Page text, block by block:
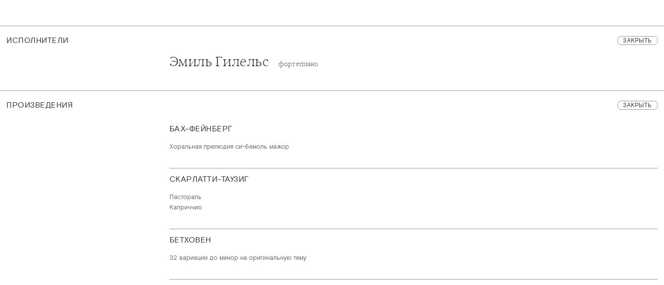
ИСПОЛНИТЕЛИ ЗАКРЫТЬ
Эмиль Гилельс фортепиано
ПРОИЗВЕДЕНИЯ ЗАКРЫТЬ
БАХ–ФЕЙНБЕРГ
Хоральная прелюдия си-бемоль мажор
СКАРЛАТТИ–ТАУЗИГ
Пастораль
Каприччио
БЕТХОВЕН
32 вариации до минор на оригинальную тему